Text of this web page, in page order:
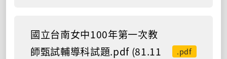
國立台南女中100年第一次教
師甄試輔導科試題.pdf (81.11
.pdf